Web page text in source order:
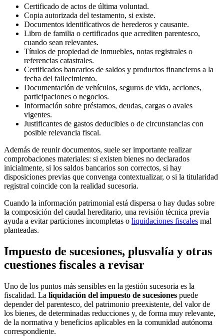
Certificado de actos de última voluntad.
Copia autorizada del testamento, si existe.
Documentos identificativos de herederos y causante.
Libro de familia o certificados que acrediten parentesco,
cuando sean relevantes.
Títulos de propiedad de inmuebles, notas registrales o
referencias catastrales.
Certificados bancarios de saldos y productos financieros a la
fecha del fallecimiento.
Documentación de vehículos, seguros de vida, acciones,
participaciones o negocios.
Información sobre préstamos, deudas, cargas o avales
vigentes.
Justificantes de gastos deducibles o de circunstancias con
posible relevancia fiscal.
Además de reunir documentos, suele ser importante realizar
comprobaciones materiales: si existen bienes no declarados
inicialmente, si los saldos bancarios son correctos, si hay
disposiciones previas que convenga contextualizar, o si la titularidad
registral coincide con la realidad sucesoria.
Cuando la información patrimonial está dispersa o hay dudas sobre
la composición del caudal hereditario, una revisión técnica previa
ayuda a evitar particiones incompletas o liquidaciones fiscales mal
planteadas.
Impuesto de sucesiones, plusvalía y otras
cuestiones fiscales a revisar
Uno de los puntos más sensibles en la gestión sucesoria es la
fiscalidad. La liquidación del impuesto de sucesiones puede
depender del parentesco, del patrimonio preexistente, del valor de
los bienes, de determinadas reducciones y, de forma muy relevante,
de la normativa y beneficios aplicables en la comunidad autónoma
correspondiente.